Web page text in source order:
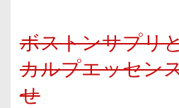
ボストンサプリ
カルプエッセン
せ